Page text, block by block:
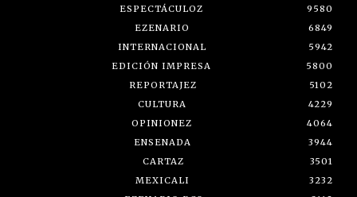
ESPECTÁCULOZ
9580
EZENARIO
6849
INTERNACIONAL
5942
EDICIÓN IMPRESA
5800
REPORTAJEZ
5102
CULTURA
4229
OPINIONEZ
4064
ENSENADA
3944
CARTAZ
3501
MEXICALI
3232